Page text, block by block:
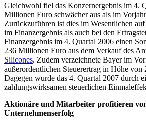
Gleichwohl fiel das Konzernergebnis im 4.
Millionen Euro schwächer aus als im
Zurückzuführen ist dies im Wesentlichen
im Finanzergebnis als auch bei den
Finanzergebnis im 4. Quartal 2006 einen
236 Millionen Euro aus dem Verkauf des
Silicones. Zudem verzeichnete Bayer im
außerordentlichen Steuerertrag in Höhe
Dagegen wurde das 4. Quartal 2007 durch
zahlungswirksamen steuerlichen
Aktionäre und Mitarbeiter profitieren
Unternehmenserfolg